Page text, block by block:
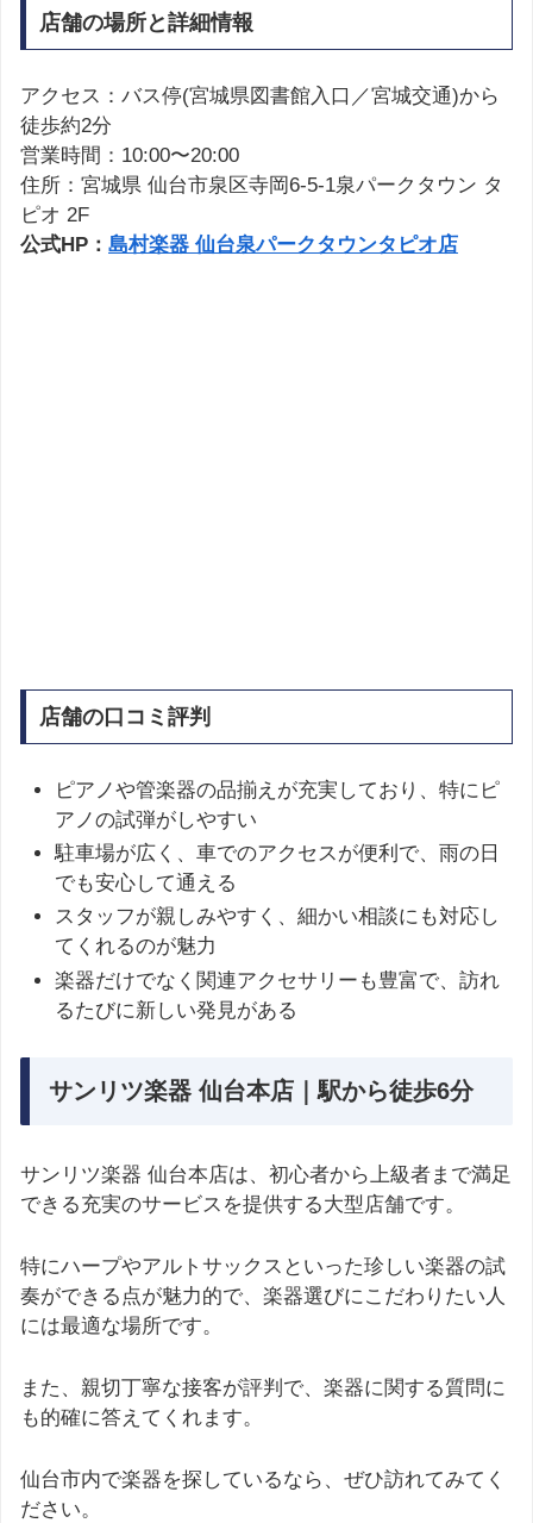
店舗の場所と詳細情報
アクセス：バス停(宮城県図書館入口／宮城交通)から
徒歩約2分
営業時間：10:00〜20:00
住所：宮城県 仙台市泉区寺岡6-5-1泉パークタウン タ
ピオ 2F
公式HP： 島村楽器 仙台泉パークタウンタピオ店
店舗の口コミ評判
ピアノや管楽器の品揃えが充実しており、特にピ
アノの試弾がしやすい
駐車場が広く、車でのアクセスが便利で、雨の日
でも安心して通える
スタッフが親しみやすく、細かい相談にも対応し
てくれるのが魅力
楽器だけでなく関連アクセサリーも豊富で、訪れ
るたびに新しい発見がある
サンリツ楽器 仙台本店｜駅から徒歩6分
サンリツ楽器 仙台本店は、初心者から上級者まで満足
できる充実のサービスを提供する大型店舗です。
特にハープやアルトサックスといった珍しい楽器の試
奏ができる点が魅力的で、楽器選びにこだわりたい人
には最適な場所です。
また、親切丁寧な接客が評判で、楽器に関する質問に
も的確に答えてくれます。
仙台市内で楽器を探しているなら、ぜひ訪れてみてく
ださい。